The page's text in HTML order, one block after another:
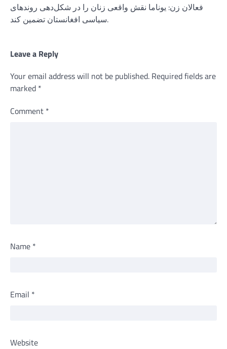
فعالان زن: یوناما نقش واقعی زنان را در شکل‌دهی روندهای
سیاسی افغانستان تضمین کند.
Leave a Reply
Your email address will not be published. Required fields are
marked *
Comment *
Name *
Email *
Website